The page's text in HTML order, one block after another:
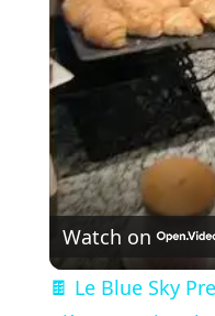
Watch on
🍫 Le Blue Sky